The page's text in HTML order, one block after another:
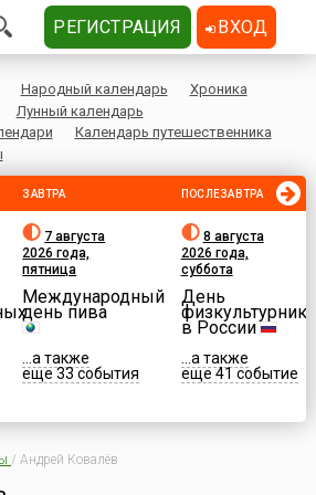
Народный календарь
Хроника
Лунный календарь
Календарь путешественника
ЗАВТРА
7 августа
2026 года,
пятница
Международный
день пива
...а также
еще 33 события
ПОСЛЕЗАВТРА
8 августа
2026 года,
суббота
День
физкультурника
в России
...а также
еще 41 событие
/ Андрей Ковалёв
РЕГИСТРАЦИЯ ВХОД